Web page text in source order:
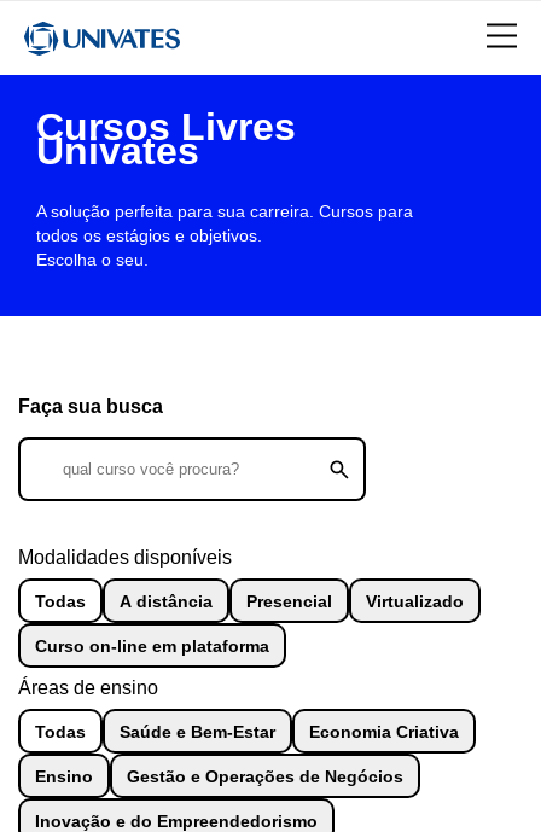
Cursos Livres
Univates
A solução perfeita para sua carreira. Cursos para
todos os estágios e objetivos.
Escolha o seu.
Faça sua busca
Modalidades disponíveis
Todas A distância Presencial Virtualizado
Curso on-line em plataforma
Áreas de ensino
Todas Saúde e Bem-Estar Economia Criativa
Ensino Gestão e Operações de Negócios
Inovação e do Empreendedorismo